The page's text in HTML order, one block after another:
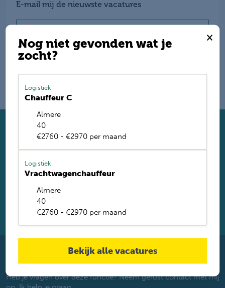
×
Nog niet gevonden wat je
zocht?
Logistiek
Chauffeur C
Almere
40
€2760 - €2970 per maand
Logistiek
Vrachtwagenchauffeur
Almere
40
€2760 - €2970 per maand
Bekijk alle vacatures
E-mail mij de nieuwste vacatures
Name
Solliciteer direct
Twijfel je of je geschikt bent? Laat dan toch je gegevens
perfecte baan. Je krijgt binnen 2 werkdagen reactie.
Solliciteren via Whatsapp
Maaike Wagenaar helpt je graag verder
Heb je vragen over deze functie? Neem gerust contact met mij